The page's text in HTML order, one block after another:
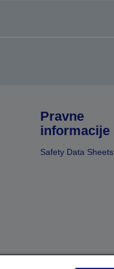
Pravne
informacije
Safety Data Sheets